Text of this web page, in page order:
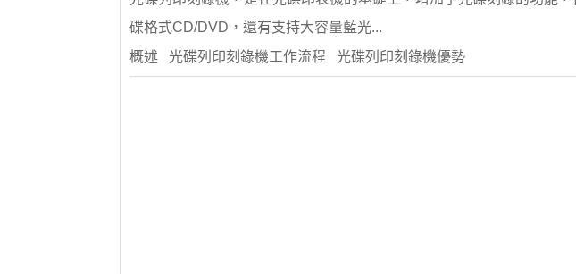
碟格式CD/DVD，還有支持大容量藍光...
概述 光碟列印刻錄機工作流程 光碟列印刻錄機優勢